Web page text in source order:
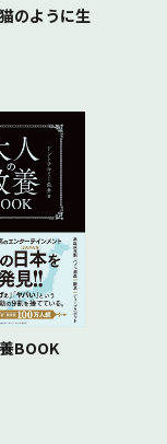
のように生
BOOK